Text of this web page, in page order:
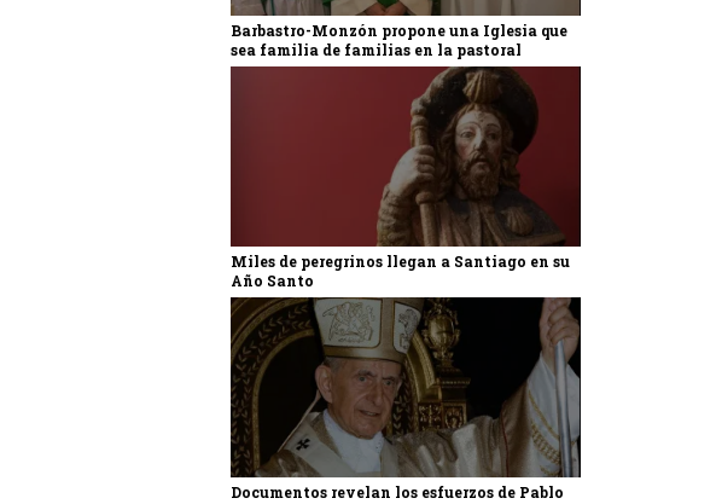
Barbastro-Monzón propone una Iglesia que
sea familia de familias en la pastoral
Miles de peregrinos llegan a Santiago en su
Año Santo
Documentos revelan los esfuerzos de Pablo